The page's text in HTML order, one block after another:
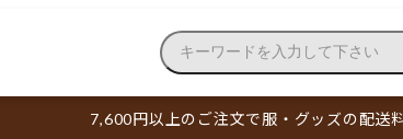
キーワードを入力して下さい
7,600円以上のご注文で服・グッズの配送